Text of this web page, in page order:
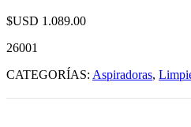
$USD 1.089.00
26001
CATEGORÍAS: Aspiradoras,